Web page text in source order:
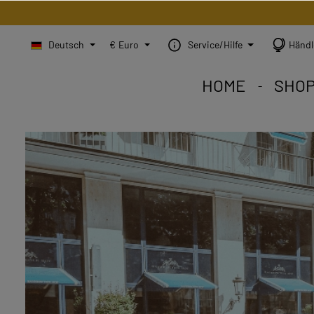
Deutsch € Euro Service/Hilfe
HOME
STEINBILD Shop.
STEINBILD
STEINBILD B2B.